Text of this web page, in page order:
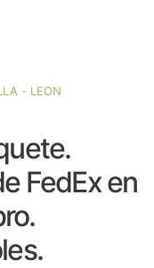
- LEON
FedEx en